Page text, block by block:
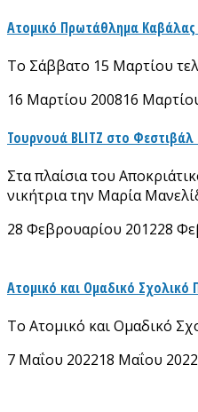
Ατομικό Πρωτάθλημα
Το Σάββατο 15 Μαρτίου
16 Μαρτίου 200816
Τουρνουά BLITZ στο
Στα πλαίσια του
νικήτρια την Μαρία
28 Φεβρουαρίου 201228
Ατομικό και Ομαδικό
Το Ατομικό και Ομαδικό
7 Μαΐου 202218 Μαΐου 2022